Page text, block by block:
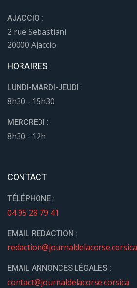
AJACCIO :
2 rue Sebastiani
20000 Ajaccio
HORAIRES
LUNDI-MARDI-JEUDI :
8h30 - 15h30
MERCREDI :
8h30 - 12h
CONTACT
TÉLÉPHONE :
04 95 28 79 41
EMAIL REDACTION :
redaction@journaldelacorse.corsica
EMAIL ANNONCES LÉGALES :
contact@journaldelacorse.corsica